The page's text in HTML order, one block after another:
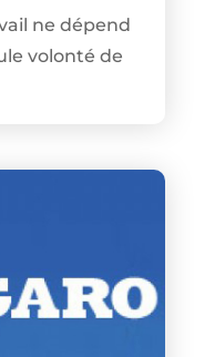
ne dépend
volonté de